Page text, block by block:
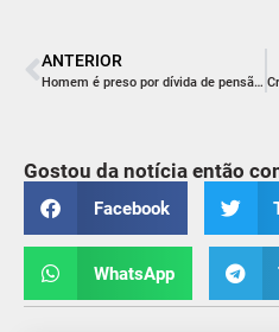
ANTERIOR
Homem é preso por dívida de pensão alimentícia em Içara
Gostou da notícia então
Facebook
WhatsApp